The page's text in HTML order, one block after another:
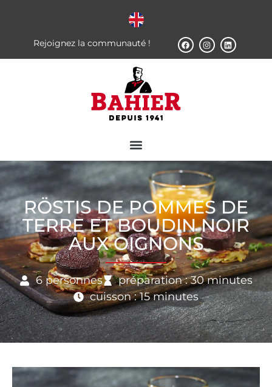
Rejoignez la communauté !
RÖSTIS DE POMMES DE
TERRE ET BOUDIN NOIR
AUX OIGNONS
6 personnes
préparation : 30 minutes
cuisson : 15 minutes